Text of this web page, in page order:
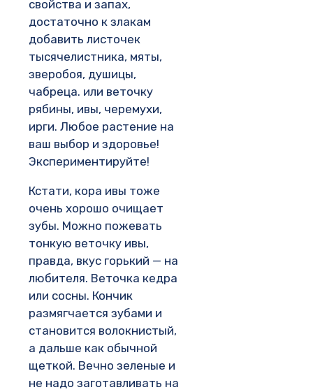
свойства и запах,
достаточно к злакам
добавить листочек
тысячелистника, мяты,
зверобоя, душицы,
чабреца. или веточку
рябины, ивы, черемухи,
ирги. Любое растение на
ваш выбор и здоровье!
Экспериментируйте!
Кстати, кора ивы тоже
очень хорошо очищает
зубы. Можно пожевать
тонкую веточку ивы,
правда, вкус горький — на
любителя. Веточка кедра
или сосны. Кончик
размягчается зубами и
становится волокнистый,
а дальше как обычной
щеткой. Вечно зеленые и
не надо заготавливать на